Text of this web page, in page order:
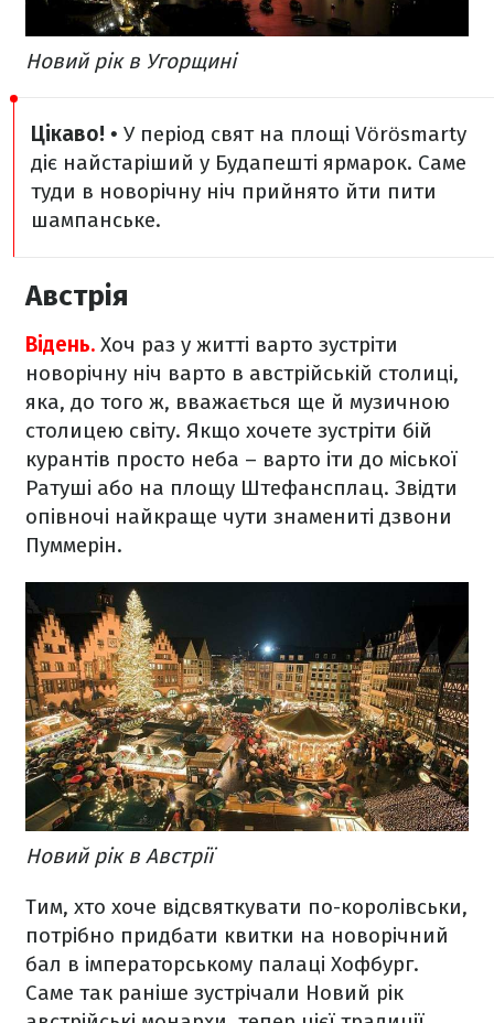
Новий рік в Угорщині
Цікаво! • У період свят на площі Vörösmarty
діє найстаріший у Будапешті ярмарок. Саме
туди в новорічну ніч прийнято йти пити
шампанське.
Австрія
Відень. Хоч раз у житті варто зустріти
новорічну ніч варто в австрійській столиці,
яка, до того ж, вважається ще й музичною
столицею світу. Якщо хочете зустріти бій
курантів просто неба – варто іти до міської
Ратуші або на площу Штефансплац. Звідти
опівночі найкраще чути знамениті дзвони
Пуммерін.
Новий рік в Австрії
Тим, хто хоче відсвяткувати по-королівськи,
потрібно придбати квитки на новорічний
бал в імператорському палаці Хофбург.
Саме так раніше зустрічали Новий рік